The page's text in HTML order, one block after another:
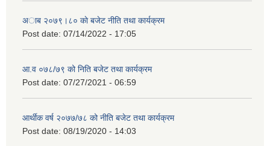
अाब २०७९।८० काे बजेट नीति तथा कार्यक्रम
Post date: 07/14/2022 - 17:05
आ.व ०७८/७९ को निति बजेट तथा कार्यक्रम
Post date: 07/27/2021 - 06:59
आर्थीक वर्ष २०७७/७८ को नीति बजेट तथा कार्यक्रम
Post date: 08/19/2020 - 14:03